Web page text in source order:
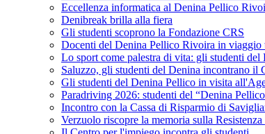
Eccellenza informatica al Denina Pellico
Denibreak brilla alla fiera
Gli studenti scoprono la Fondazione CRS
Docenti del Denina Pellico Rivoira in viaggio
Lo sport come palestra di vita: gli studenti
Saluzzo, gli studenti del Denina incontrano il
Gli studenti del Denina Pellico in visita
Paradriving 2026: studenti del “Denina
Incontro con la Cassa di Risparmio di
Verzuolo riscopre la memoria sulla